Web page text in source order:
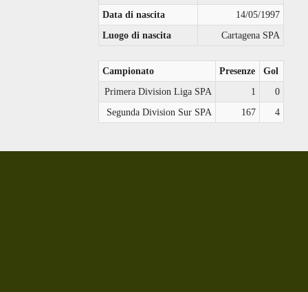
Data di nascita
14/05/1997
Luogo di nascita
Cartagena SPA
Campionato Presenze
Gol
Primera Division Liga SPA
1
0
Segunda Division Sur SPA
167 4